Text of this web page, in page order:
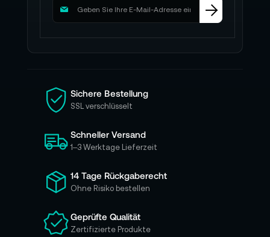
d
i
e
s
c
h
ü
r
u
e
Sichere Bestellung
SSL verschlüsselt
Schneller Versand
1–3 Werktage Lieferzeit
14 Tage Rückgaberecht
Ohne Risiko bestellen
Geprüfte Qualität
Zertifizierte Produkte